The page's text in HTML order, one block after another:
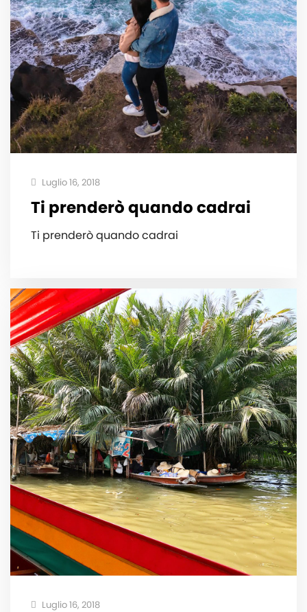
Luglio 16, 2018
Ti prenderò quando cadrai
Ti prenderò quando cadrai
Luglio 16, 2018